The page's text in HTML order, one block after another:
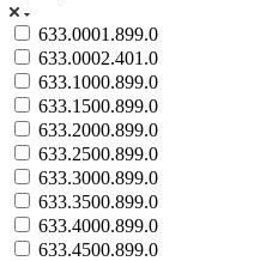
633.0001.899.0
633.0002.401.0
633.1000.899.0
633.1500.899.0
633.2000.899.0
633.2500.899.0
633.3000.899.0
633.3500.899.0
633.4000.899.0
633.4500.899.0